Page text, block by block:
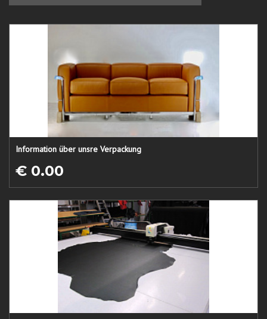
Information über unsre Verpackung
€ 0.00